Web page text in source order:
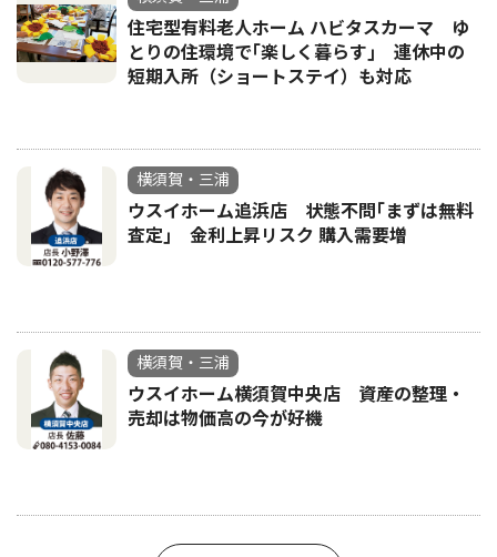
住宅型有料老人ホーム ハビタスカーマ ゆ
とりの住環境で｢楽しく暮らす｣ 連休中の
短期入所（ショートステイ）も対応
横須賀・三浦
ウスイホーム追浜店 状態不問｢まずは無料
査定｣ 金利上昇リスク 購入需要増
横須賀・三浦
ウスイホーム横須賀中央店 資産の整理・
売却は物価高の今が好機